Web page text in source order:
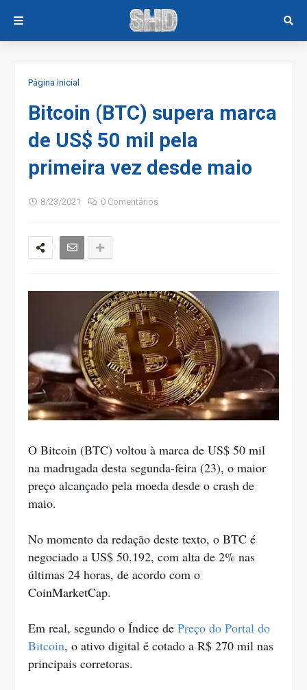
Página inicial
Bitcoin (BTC) supera marca
de US$ 50 mil pela
primeira vez desde maio
8/23/2021 0 Comentários
O Bitcoin (BTC) voltou à marca de US$ 50 mil
na madrugada desta segunda-feira (23), o maior
preço alcançado pela moeda desde o crash de
maio.
No momento da redação deste texto, o BTC é
negociado a US$ 50.192, com alta de 2% nas
últimas 24 horas, de acordo com o
CoinMarketCap.
Em real, segundo o Índice de Preço do Portal do
Bitcoin, o ativo digital é cotado a R$ 270 mil nas
principais corretoras.